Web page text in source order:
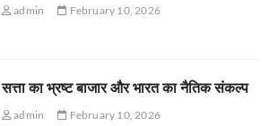
admin February 10, 2026
सत्ता का भ्रष्ट बाजार और भारत का नैतिक संकल्प
admin February 10, 2026